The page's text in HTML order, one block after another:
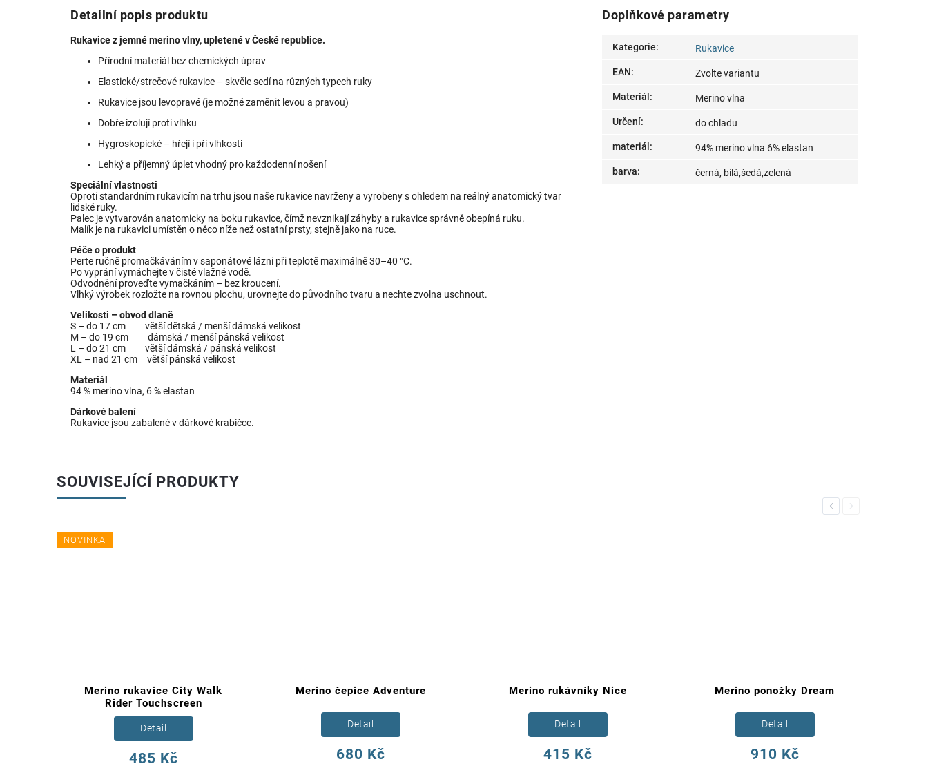
Detailní popis produktu
Rukavice z jemné merino vlny, upletené v České republice.
Přírodní materiál bez chemických úprav
Elastické/strečové rukavice – skvěle sedí na různých typech ruky
Rukavice jsou levopravé (je možné zaměnit levou a pravou)
Dobře izolují proti vlhku
Hygroskopické – hřejí i při vlhkosti
Lehký a příjemný úplet vhodný pro každodenní nošení
Speciální vlastnosti
Oproti standardním rukavicím na trhu jsou naše rukavice navrženy a vyrobeny s ohledem na reálný anatomický tvar
lidské ruky.
Palec je vytvarován anatomicky na boku rukavice, čímž nevznikají záhyby a rukavice správně obepíná ruku.
Malík je na rukavici umístěn o něco níže než ostatní prsty, stejně jako na ruce.
Péče o produkt
Perte ručně promačkáváním v saponátové lázni při teplotě maximálně 30–40 °C.
Po vyprání vymáchejte v čisté vlažné vodě.
Odvodnění proveďte vymačkáním – bez kroucení.
Vlhký výrobek rozložte na rovnou plochu, urovnejte do původního tvaru a nechte zvolna uschnout.
Velikosti – obvod dlaně
S – do 17 cm větší dětská / menší dámská velikost
M – do 19 cm dámská / menší pánská velikost
L – do 21 cm větší dámská / pánská velikost
XL – nad 21 cm větší pánská velikost
Materiál
94 % merino vlna, 6 % elastan
Dárkové balení
Rukavice jsou zabalené v dárkové krabičce.
Doplňkové parametry
Kategorie: Rukavice
EAN: Zvolte variantu
Materiál : Merino vlna
Určení: do chladu
materiál : 94% merino vlna 6% elastan
barva: černá, bílá,šedá,zelená
SOUVISEJÍCÍ PRODUKTY
Previous
NOVINKA
Merino rukavice City Walk
Rider Touchscreen
485 Kč
Detail
Merino čepice Adventure
680 Kč
Detail
Merino rukávníky Nice
415 Kč
Detail
Merino ponožky Dream
910 Kč
Detail
Next